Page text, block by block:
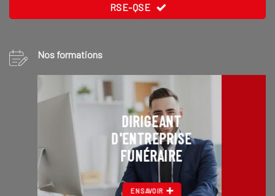
RSE-QSE
Nos formations
DIRIGEANT
D'ENTREPRISE
FUNÉRAIRE
EN SAVOIR